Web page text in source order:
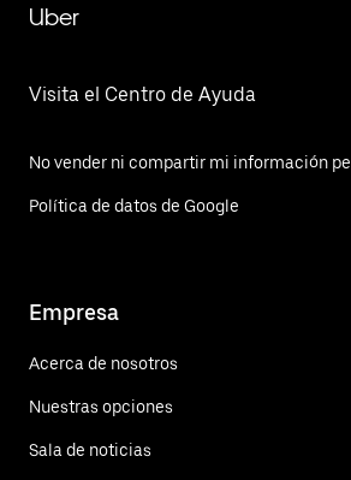
Uber
Visita el Centro de Ayuda
No vender ni compartir mi información
Política de datos de Google
Empresa
Acerca de nosotros
Nuestras opciones
Sala de noticias